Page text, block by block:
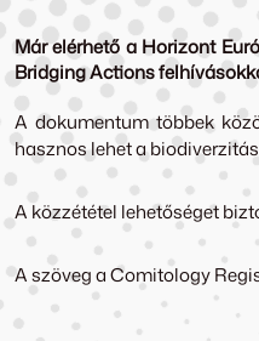
Már elérhető a Horizont
Bridging Actions
A dokumentum többek
hasznos lehet a
A közzététel lehetőséget
A szöveg a Comitology